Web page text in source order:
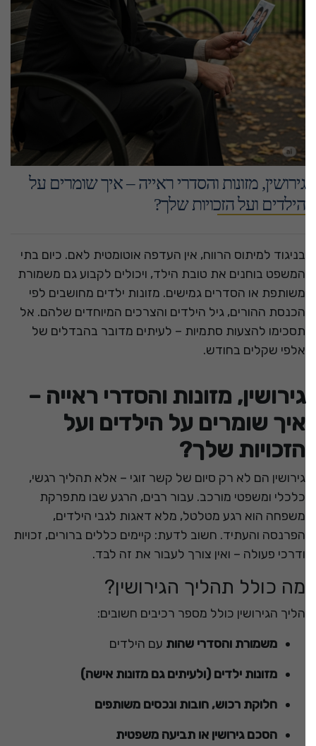
גירושין, מזונות והסדרי ראייה – איך שומרים על
הילדים ועל הזכויות שלך?
בניגוד למיתוס הרווח, אין העדפה אוטומטית לאם. כיום בתי
המשפט בוחנים את טובת הילד, ויכולים לקבוע גם משמורת
משותפת או הסדרים גמישים. מזונות ילדים מחושבים לפי
הכנסת ההורים, גיל הילדים והצרכים המיוחדים שלהם. אל
תסכימו להצעות סתמיות – לעיתים מדובר בהבדלים של
אלפי שקלים בחודש.
גירושין, מזונות והסדרי ראייה –
איך שומרים על הילדים ועל
הזכויות שלך?
גירושין הם לא רק סיום של קשר זוגי – אלא תהליך רגשי,
כלכלי ומשפטי מורכב. עבור רבים, הרגע שבו מתפרקת
משפחה הוא רגע מטלטל, מלא דאגות לגבי הילדים,
הפרנסה והעתיד. חשוב לדעת: קיימים כללים ברורים, זכויות
ודרכי פעולה – ואין צורך לעבור את זה לבד.
מה כולל תהליך הגירושין?
הליך הגירושין כולל מספר רכיבים חשובים:
משמורת והסדרי שהותעם הילדים
מזונות ילדים (ולעיתים גם מזונות אישה)
חלוקת רכוש, חובות ונכסים משותפים
הסכם גירושין או תביעה משפטית